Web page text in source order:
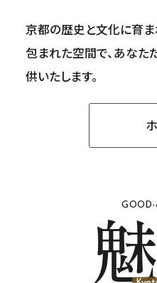
京都の歴史と文化に育
包まれた空間で、あなた
供いたします。
GOOD-